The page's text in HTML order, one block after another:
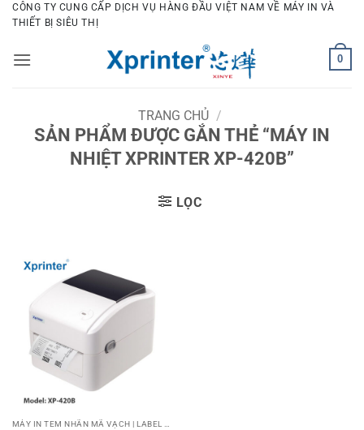
Bỏ
qua
dung
CÔNG TY CUNG CẤP DỊCH VỤ HÀNG ĐẦU VIỆT NAM VỀ MÁY IN VÀ
THIẾT BỊ SIÊU THỊ
0
TRANG CHỦ /
SẢN PHẨM ĐƯỢC GẮN THẺ “MÁY IN
NHIỆT XPRINTER XP-420B”
LỌC